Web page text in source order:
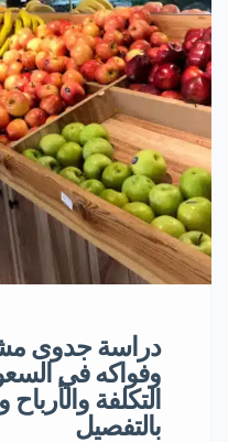
[…]
دراسة جدوى
التكلفة
بالتفصيل